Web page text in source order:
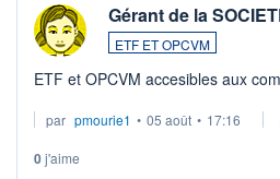
Gérant de la
ETF ET OPCVM
ETF et OPCVM accesibles
par pmourie1 • 05 août • 17:16
0j'aime